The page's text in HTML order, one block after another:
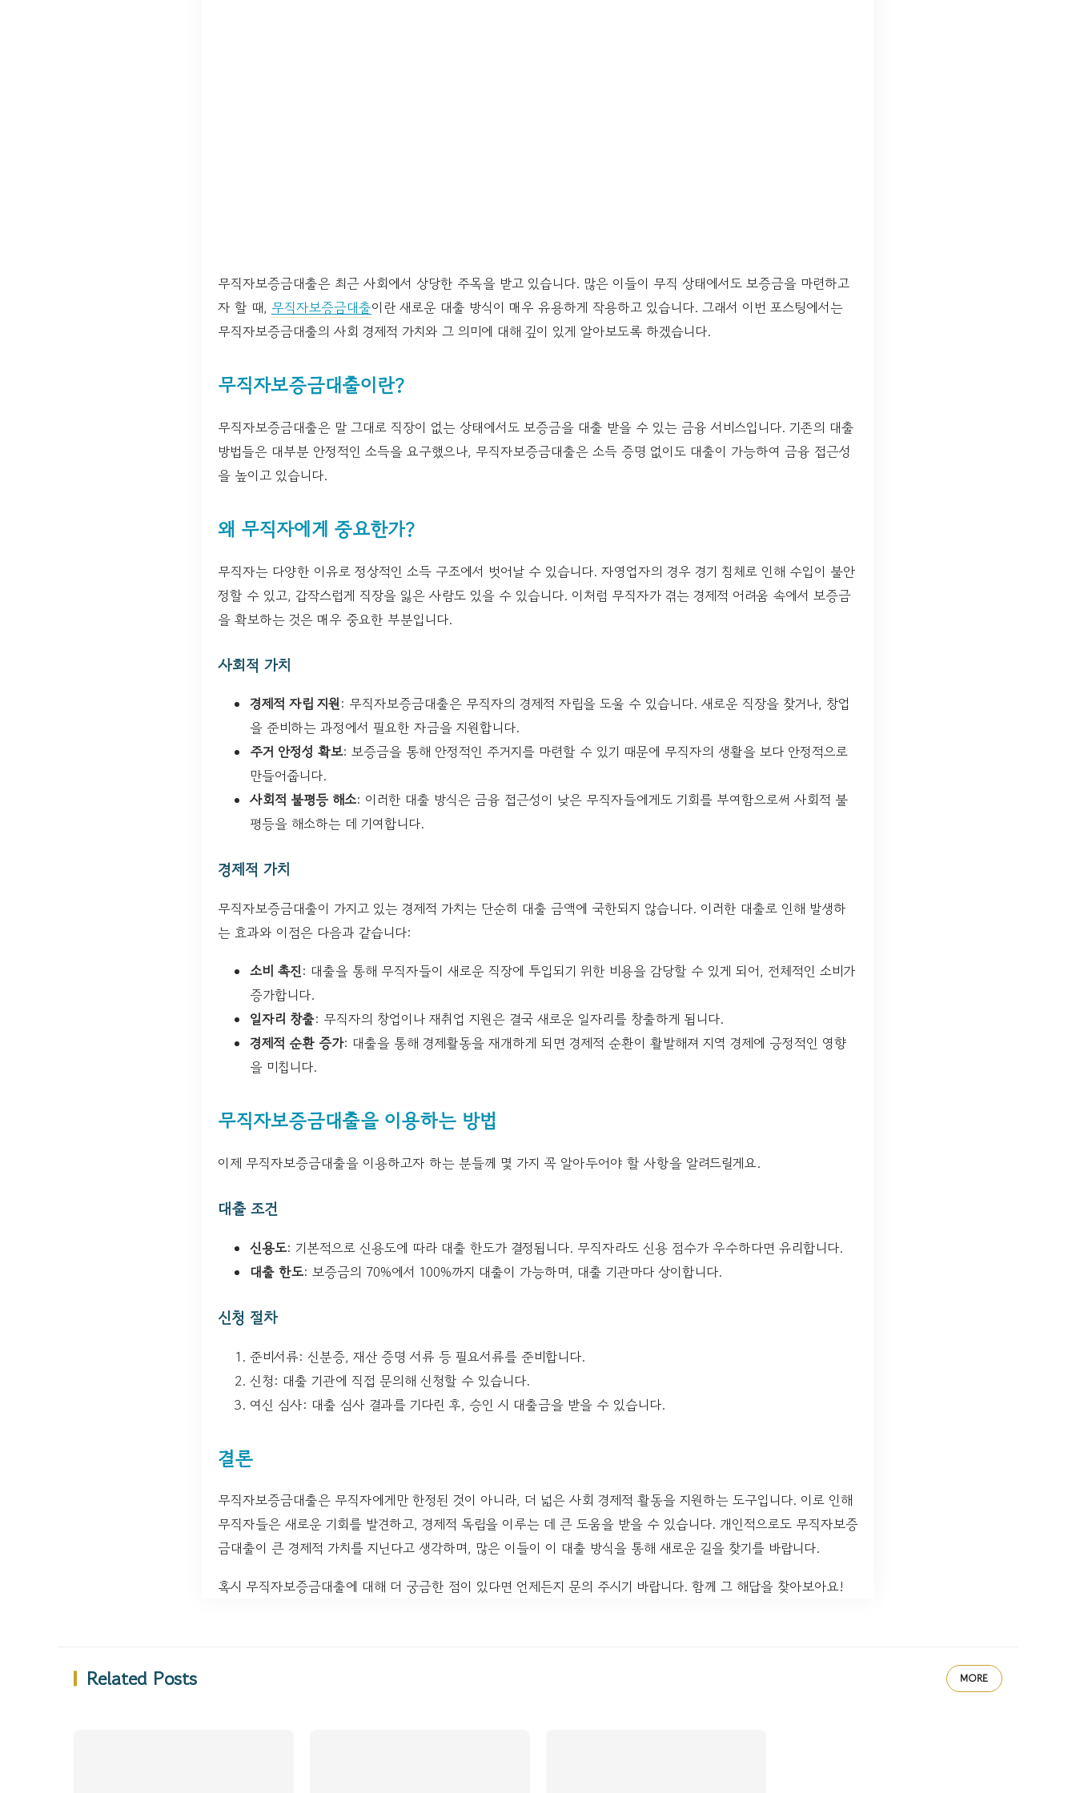
무직자보증금대출은 최근 사회에서 상당한 주목을 받고 있습니다. 많은 이들이 무직 상태에서도 보증금을 마련하고
자 할 때, 무직자보증금대출이란 새로운 대출 방식이 매우 유용하게 작용하고 있습니다. 그래서 이번 포스팅에서는
무직자보증금대출의 사회 경제적 가치와 그 의미에 대해 깊이 있게 알아보도록 하겠습니다.
무직자보증금대출이란?
무직자보증금대출은 말 그대로 직장이 없는 상태에서도 보증금을 대출 받을 수 있는 금융 서비스입니다. 기존의 대출
방법들은 대부분 안정적인 소득을 요구했으나, 무직자보증금대출은 소득 증명 없이도 대출이 가능하여 금융 접근성
을 높이고 있습니다.
왜 무직자에게 중요한가?
무직자는 다양한 이유로 정상적인 소득 구조에서 벗어날 수 있습니다. 자영업자의 경우 경기 침체로 인해 수입이 불안
정할 수 있고, 갑작스럽게 직장을 잃은 사람도 있을 수 있습니다. 이처럼 무직자가 겪는 경제적 어려움 속에서 보증금
을 확보하는 것은 매우 중요한 부분입니다.
사회적 가치
경제적 자립 지원: 무직자보증금대출은 무직자의 경제적 자립을 도울 수 있습니다. 새로운 직장을 찾거나, 창업
을 준비하는 과정에서 필요한 자금을 지원합니다.
주거 안정성 확보: 보증금을 통해 안정적인 주거지를 마련할 수 있기 때문에 무직자의 생활을 보다 안정적으로
만들어줍니다.
사회적 불평등 해소: 이러한 대출 방식은 금융 접근성이 낮은 무직자들에게도 기회를 부여함으로써 사회적 불
평등을 해소하는 데 기여합니다.
경제적 가치
무직자보증금대출이 가지고 있는 경제적 가치는 단순히 대출 금액에 국한되지 않습니다. 이러한 대출로 인해 발생하
는 효과와 이점은 다음과 같습니다:
소비 촉진: 대출을 통해 무직자들이 새로운 직장에 투입되기 위한 비용을 감당할 수 있게 되어, 전체적인 소비가
증가합니다.
일자리 창출: 무직자의 창업이나 재취업 지원은 결국 새로운 일자리를 창출하게 됩니다.
경제적 순환 증가: 대출을 통해 경제활동을 재개하게 되면 경제적 순환이 활발해져 지역 경제에 긍정적인 영향
을 미칩니다.
무직자보증금대출을 이용하는 방법
이제 무직자보증금대출을 이용하고자 하는 분들께 몇 가지 꼭 알아두어야 할 사항을 알려드릴게요.
대출 조건
신용도: 기본적으로 신용도에 따라 대출 한도가 결정됩니다. 무직자라도 신용 점수가 우수하다면 유리합니다.
대출 한도: 보증금의 70%에서 100%까지 대출이 가능하며, 대출 기관마다 상이합니다.
신청 절차
준비서류: 신분증, 재산 증명 서류 등 필요서류를 준비합니다.
신청: 대출 기관에 직접 문의해 신청할 수 있습니다.
여신 심사: 대출 심사 결과를 기다린 후, 승인 시 대출금을 받을 수 있습니다.
결론
무직자보증금대출은 무직자에게만 한정된 것이 아니라, 더 넓은 사회 경제적 활동을 지원하는 도구입니다. 이로 인해
무직자들은 새로운 기회를 발견하고, 경제적 독립을 이루는 데 큰 도움을 받을 수 있습니다. 개인적으로도 무직자보증
금대출이 큰 경제적 가치를 지닌다고 생각하며, 많은 이들이 이 대출 방식을 통해 새로운 길을 찾기를 바랍니다.
혹시 무직자보증금대출에 대해 더 궁금한 점이 있다면 언제든지 문의 주시기 바랍니다. 함께 그 해답을 찾아보아요!
Related Posts MORE